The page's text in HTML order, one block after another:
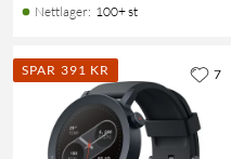
Nettlager: 100+ st
SPAR 391 KR 7